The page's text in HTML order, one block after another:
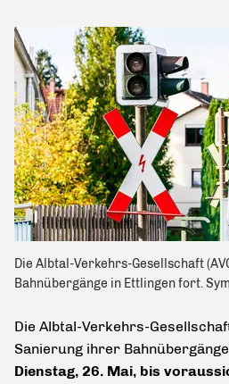
Die Albtal-Verkehrs-Gesellschaft
Bahnübergänge in Ettlingen fort.
Die Albtal-Verkehrs-
Sanierung ihrer
Dienstag, 26. Mai, bis